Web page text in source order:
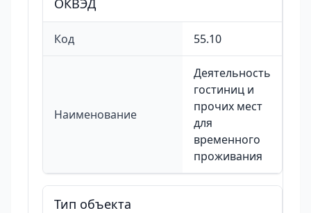
ОКВЭД
Код 55.10
Наименование
Деятельность
гостиниц и
прочих мест
для
временного
проживания
Тип объекта